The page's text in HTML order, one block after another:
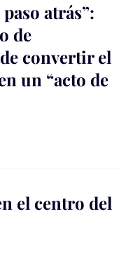
atrás”:
de
convertir el
un “acto de
el centro del